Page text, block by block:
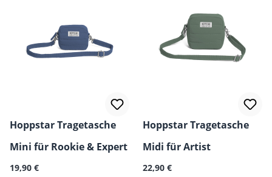
Hoppstar Tragetasche
Mini für Rookie & Expert
Regulärer Preis:
19,90 €
Hoppstar Tragetasche
Midi für Artist
Regulärer Preis:
22,90 €